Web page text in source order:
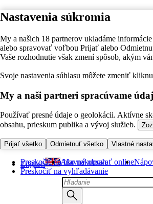
Nastavenia súkromia
My a našich 18 partnerov ukladáme
alebo spravovať voľbou Prijať alebo
Vaše rozhodnutie však zmení spôsob, akým
Svoje nastavenia súhlasu môžete zmeniť
My a naši partneri spracúvame
Používať presné údaje o geolokácii. Aktívne
obsahu, prieskum publika a vývoj služieb.
Prijať všetko Odmietnuť všetko Vlastné
Preskočiť na hlavný obsah
Preskočiť na vyhľadávanie
English Ako nakupovať online